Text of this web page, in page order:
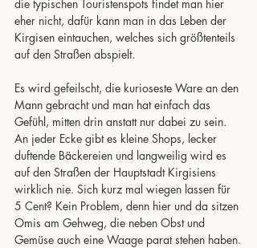
die typischen Touristenspots findet man hier
eher nicht, dafür kann man in das Leben der
Kirgisen eintauchen, welches sich größtenteils
auf den Straßen abspielt.
Es wird gefeilscht, die kurioseste Ware an den
Mann gebracht und man hat einfach das
Gefühl, mitten drin anstatt nur dabei zu sein.
An jeder Ecke gibt es kleine Shops, lecker
duftende Bäckereien und langweilig wird es
auf den Straßen der Hauptstadt Kirgisiens
wirklich nie. Sich kurz mal wiegen lassen für
5 Cent? Kein Problem, denn hier und da sitzen
Omis am Gehweg, die neben Obst und
Gemüse auch eine Waage parat stehen haben.